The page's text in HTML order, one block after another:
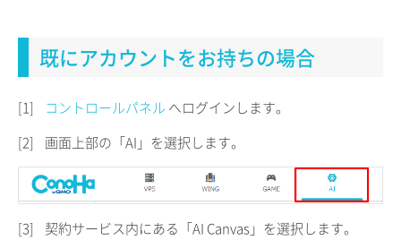
既にアカウントをお持ちの場合
[1] コントロールパネル へログインします。
[2]
画面上部の「AI」を選択します。
[3] 契約サービス内にある「AI Canvas」を選択します。